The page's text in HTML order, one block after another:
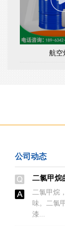
航空
公司动态
二氯甲烷
二氯甲烷
味。二氯
漆...